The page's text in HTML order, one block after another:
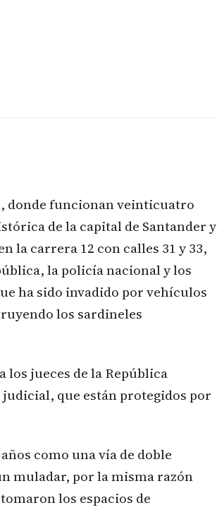
donde funcionan veinticuatro
de la capital de Santander y
la carrera 12 con calles 31 y 33,
la policía nacional y los
ha sido invadido por vehículos
los sardineles
los jueces de la República
que están protegidos por
como una vía de doble
muladar, por la misma razón
los espacios de